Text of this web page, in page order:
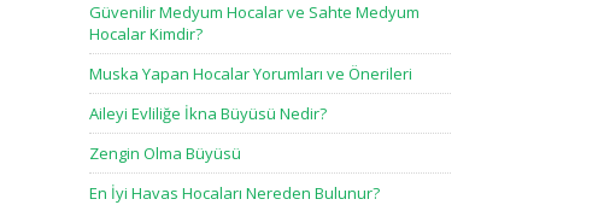
Güvenilir Medyum Hocalar ve Sahte Medyum
Hocalar Kimdir?
Muska Yapan Hocalar Yorumları ve Önerileri
Aileyi Evliliğe İkna Büyüsü Nedir?
Zengin Olma Büyüsü
En İyi Havas Hocaları Nereden Bulunur?